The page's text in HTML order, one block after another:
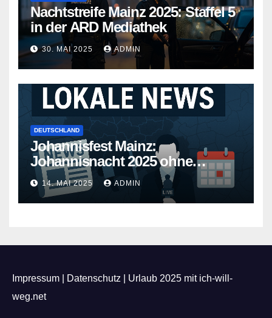
Nachtstreife Mainz 2025: Staffel 5
in der ARD Mediathek
30. MAI 2025 ADMIN
DEUTSCHLAND
Johannisfest Mainz:
Johannisnacht 2025 ohne
Feuerwerk
14. MAI 2025 ADMIN
Impressum Datenschutz
Urlaub 2025 mit ich-will-
weg.net